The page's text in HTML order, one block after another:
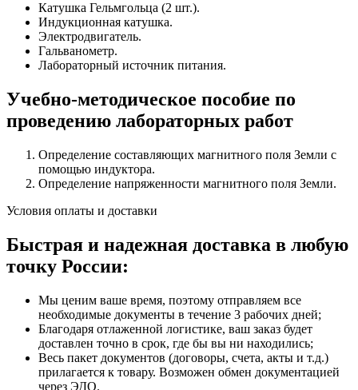
Катушка Гельмгольца (2 шт.).
Индукционная катушка.
Электродвигатель.
Гальванометр.
Лабораторный источник питания.
Учебно-методическое пособие по
проведению лабораторных работ
Определение составляющих магнитного поля Земли с
помощью индуктора.
Определение напряженности магнитного поля Земли.
Условия оплаты и доставки
Быстрая и надежная доставка в любую
точку России:
Мы ценим ваше время, поэтому отправляем все
необходимые документы в течение 3 рабочих дней;
Благодаря отлаженной логистике, ваш заказ будет
доставлен точно в срок, где бы вы ни находились;
Весь пакет документов (договоры, счета, акты и т.д.)
прилагается к товару. Возможен обмен документацией
через ЭДО.